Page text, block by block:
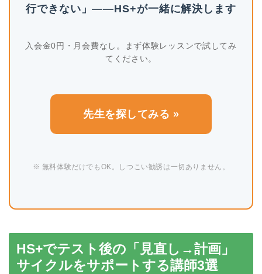
行できない」——HS+が一緒に解決します
入会金0円・月会費なし。まず体験レッスンで試してみ
てください。
先生を探してみる »
※ 無料体験だけでもOK。しつこい勧誘は一切ありません。
HS+でテスト後の「見直し→計画」
サイクルをサポートする講師3選